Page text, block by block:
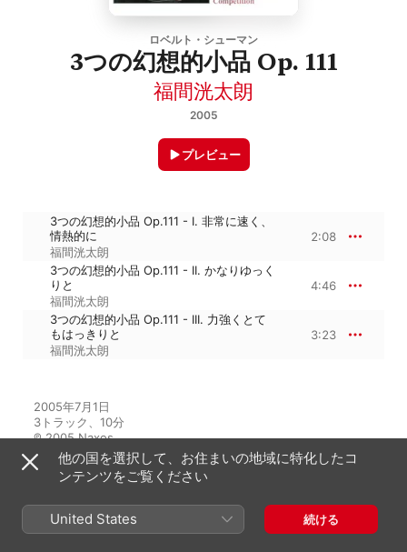
ロベルト・シューマン
3つの幻想的小品 Op. 111
福間洸太朗
2005
プレビュー
3つの幻想的小品 Op.111 - I. 非常に速く、
情熱的に
福間洸太朗
2:08
3つの幻想的小品 Op.111 - II. かなりゆっく
りと
福間洸太朗
4:46
3つの幻想的小品 Op.111 - III. 力強くとて
もはっきりと
福間洸太朗
3:23
2005年7月1日
3トラック、10分
℗ 2005 Naxos
アルバムから
他の国を選択して、お住まいの地域に特化したコ
ンテンツをご覧ください
United States 続ける